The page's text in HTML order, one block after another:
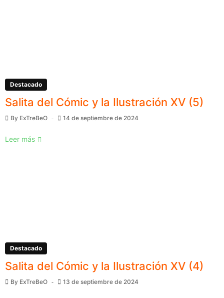
Destacado
Salita del Cómic y la Ilustración XV (5)
By ExTreBeO 14 de septiembre de 2024
Leer más
Destacado
Salita del Cómic y la Ilustración XV (4)
By ExTreBeO 13 de septiembre de 2024